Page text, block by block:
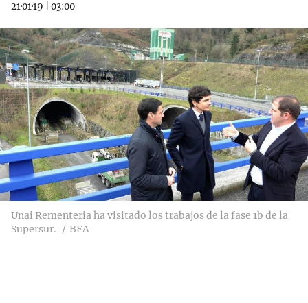
21·01·19
03:00
Unai Rementeria ha visitado los trabajos de la fase 1b de la
Supersur.
BFA